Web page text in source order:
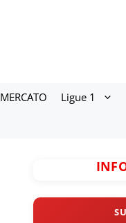
MERCATO Ligue 1